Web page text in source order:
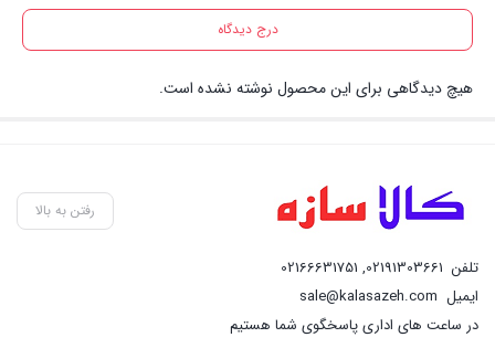
درج دیدگاه
هیچ دیدگاهی برای این محصول نوشته نشده است.
رفتن به بالا
تلفن 02191303661
,
02166631751
ایمیل sale@kalasazeh.com
در ساعت های اداری پاسخگوی شما هستیم